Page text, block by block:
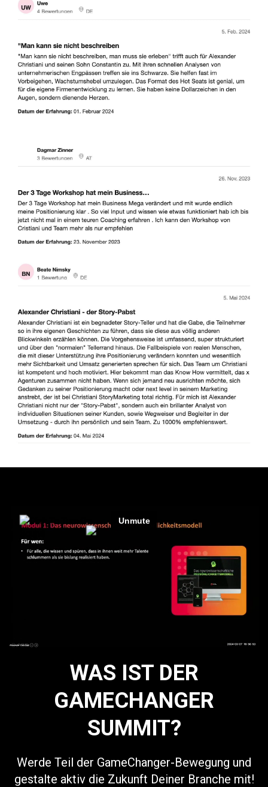
WAS IST DER
GAMECHANGER
SUMMIT?
Werde Teil der GameChanger-Bewegung und
gestalte aktiv die Zukunft Deiner Branche mit!